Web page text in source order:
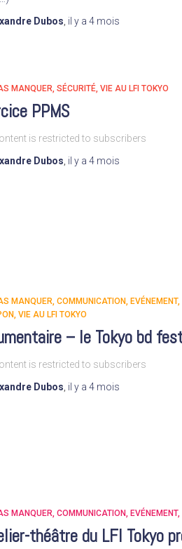
Dubos, il y a 4 mois
MANQUER SÉCURITÉ VIE AU LFI TOKYO
PPMS
is restricted to subscribers
Dubos, il y a 4 mois
MANQUER COMMUNICATION EVÉNEMENT
VIE AU LFI TOKYO
– le Tokyo bd
is restricted to subscribers
Dubos il y a 4 mois
MANQUER COMMUNICATION EVÉNEMENT
théâtre du LFI Tokyo